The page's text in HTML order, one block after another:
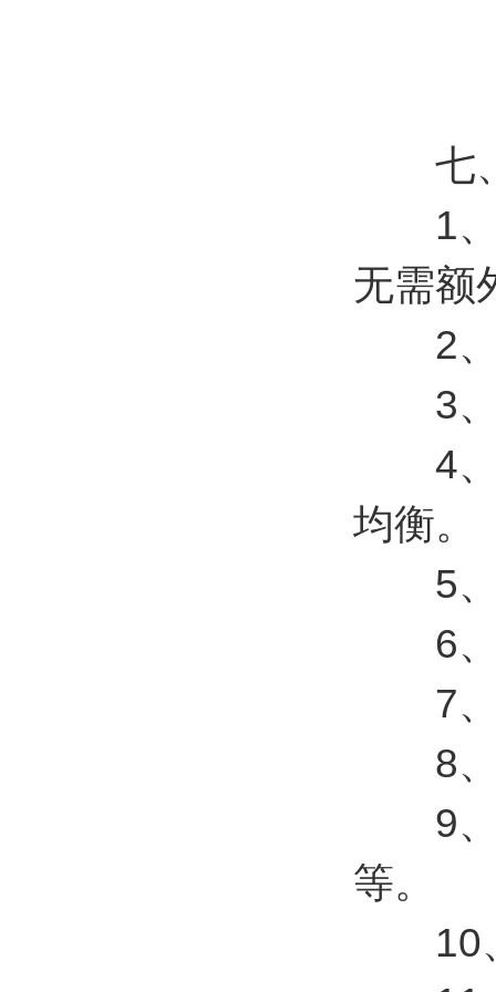
七、
1、
无需额
2、
3、
4、
均衡。
5、
6、
7、
8、
9、
等。
10、